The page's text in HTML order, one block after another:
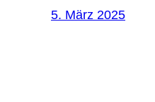
5. März 2025